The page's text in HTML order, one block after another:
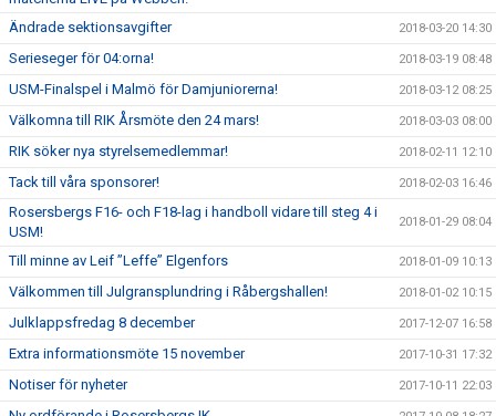
Ändrade sektionsavgifter
2018-03-20 14:30
Serieseger för 04:orna! 2018-03-19 08:48
USM-Finalspel i Malmö för Damjuniorerna! 2018-03-12 08:25
Välkomna till RIK Årsmöte den 24 mars! 2018-03-03 08:00
RIK söker nya styrelsemedlemmar! 2018-02-11 12:10
Tack till våra sponsorer! 2018-02-03 16:46
Rosersbergs F16- och F18-lag i handboll vidare till steg 4 i
USM!
2018-01-29 08:04
Till minne av Leif ”Leffe” Elgenfors 2018-01-09 10:13
Välkommen till Julgransplundring i Råbergshallen! 2018-01-02 10:15
Julklappsfredag 8 december 2017-12-07 16:58
Extra informationsmöte 15 november 2017-10-31 17:32
Notiser för nyheter 2017-10-11 22:03